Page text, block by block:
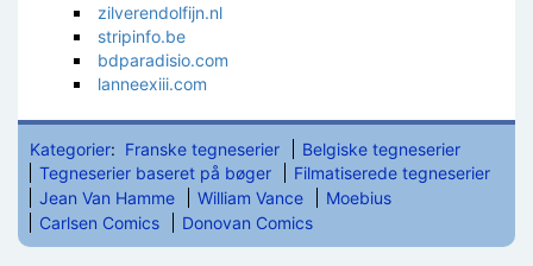
zilverendolfijn.nl
stripinfo.be
bdparadisio.com
lanneexiii.com
Kategorier: Franske tegneserier
Belgiske tegneserier
Tegneserier baseret på bøger
Filmatiserede tegneserier
Jean Van Hamme
William Vance
Moebius
Carlsen Comics
Donovan Comics